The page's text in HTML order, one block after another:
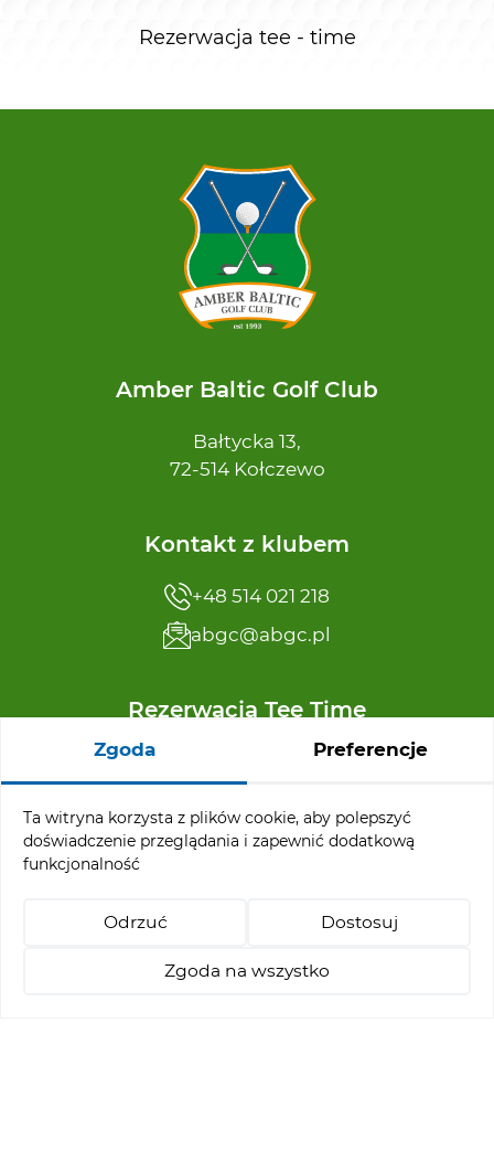
Rezerwacja tee - time
Amber Baltic Golf Club
Bałtycka 13,
72-514 Kołczewo
Kontakt z klubem
+48 514 021 218
abgc@abgc.pl
Rezerwacja Tee Time
+48 91 32 65 110
Nauka golfa
+48 514 021 218 abgc@abgc.pl
Zgoda Preferencje
Ta witryna korzysta z plików cookie, aby polepszyć
doświadczenie przeglądania i zapewnić dodatkową
funkcjonalność
Odrzuć Dostosuj
Zgoda na wszystko